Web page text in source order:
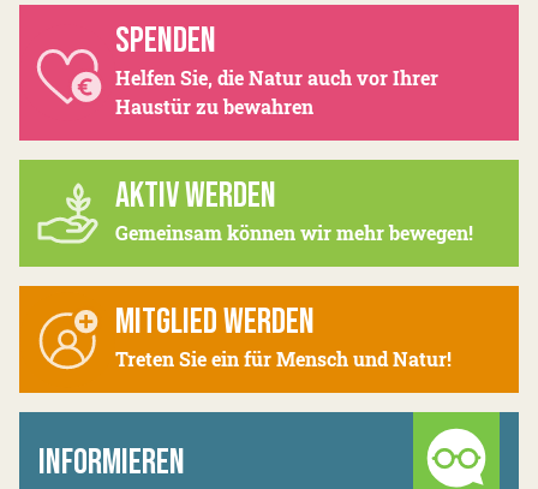
SPENDEN
Helfen Sie, die Natur auch vor Ihrer
Haustür zu bewahren
AKTIV WERDEN
Gemeinsam können wir mehr bewegen!
MITGLIED WERDEN
Treten Sie ein für Mensch und Natur!
INFORMIEREN